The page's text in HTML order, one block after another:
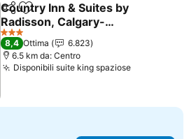
CondividiAggiungi ai preferiti
Country Inn & Suites by
Radisson, Calgary-
Northeast
Scopri i prezzi
3 Stelle
8,4 Ottima
6.823
6.5 km da: Centro
Disponibili suite king spazioseScopri i